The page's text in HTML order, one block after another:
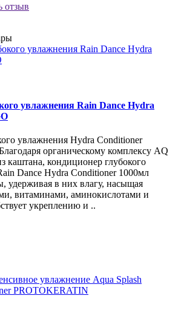
отзыв
увлажнения Rain Dance Hydra
увлажнения Hydra Conditioner
органическому комплексу AQ
каштана, кондиционер глубокого
Dance Hydra Conditioner 1000мл
удерживая в них влагу, насыщая
витаминами, аминокислотами и
укреплению и ..